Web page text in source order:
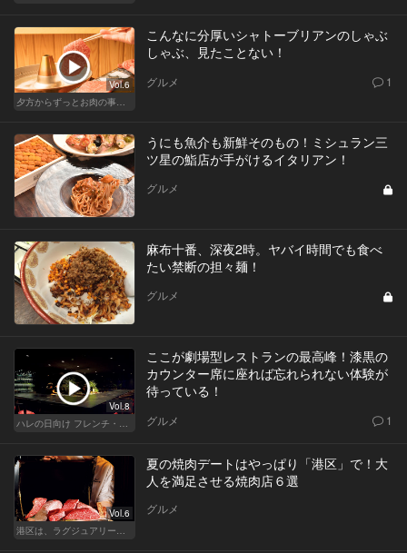
Vol.6
こんなに分厚いシャトーブリアンのしゃぶ
しゃぶ、見たことない！
グルメ 1
うにも魚介も新鮮そのもの！ミシュラン三
ツ星の鮨店が手がけるイタリアン！
グルメ
麻布十番、深夜2時。ヤバイ時間でも食べ
たい禁断の担々麺！
グルメ
Vol.8
ここが劇場型レストランの最高峰！漆黒の
カウンター席に座れば忘れられない体験が
待っている！
グルメ 1
Vol.6
夏の焼肉デートはやっぱり「港区」で！大
人を満足させる焼肉店６選
グルメ